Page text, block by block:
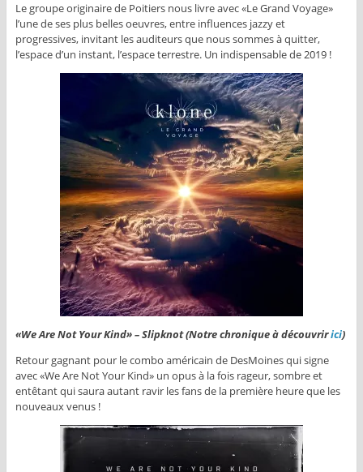
Le groupe originaire de Poitiers nous livre avec «Le Grand Voyage»
l’une de ses plus belles oeuvres, entre influences jazzy et
progressives, invitant les auditeurs que nous sommes à quitter,
l’espace d’un instant, l’espace terrestre. Un indispensable de 2019 !
«We Are Not Your Kind» – Slipknot (Notre chronique à découvririci)
Retour gagnant pour le combo américain de DesMoines qui signe
avec «We Are Not Your Kind» un opus à la fois rageur, sombre et
entêtant qui saura autant ravir les fans de la première heure que les
nouveaux venus !